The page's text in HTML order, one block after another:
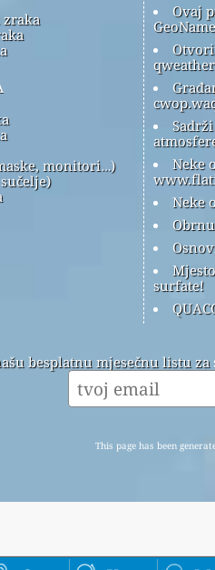
zraka
monitori…)
Ovaj
Neke
Neke
surfate!
besplatnu mjesečnu listu
This page has been